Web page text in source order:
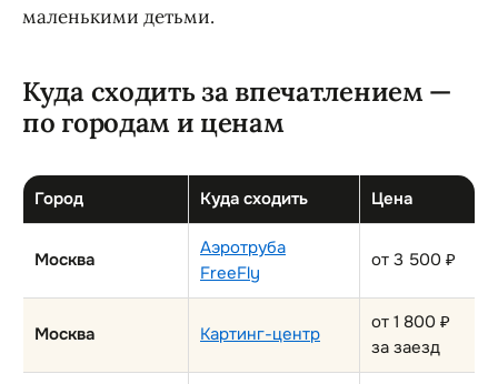
маленькими детьми.
Куда сходить за впечатлением —
по городам и ценам
Город Куда сходить Цена
Москва
Аэротруба
FreeFly
от 3 500 ₽
Москва Картинг-центр
от 1 800 ₽
за заезд